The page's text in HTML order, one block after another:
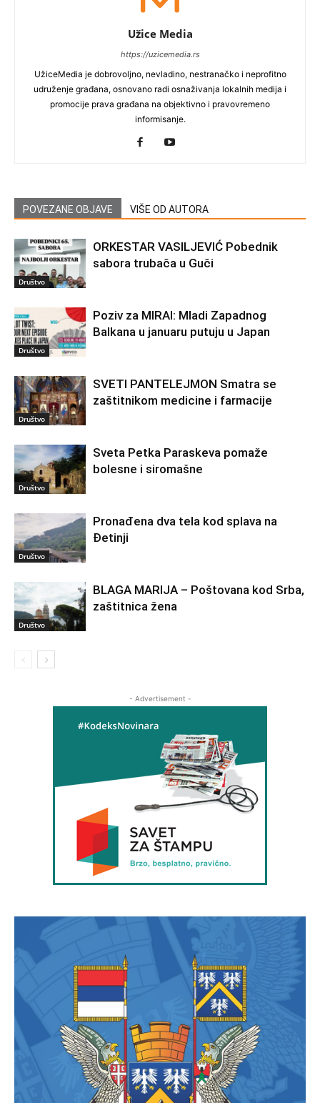
Užice Media
https://uzicemedia.rs
UžiceMedia je dobrovoljno, nevladino, nestranačko i neprofitno
udruženje građana, osnovano radi osnaživanja lokalnih medija i
promocije prava građana na objektivno i pravovremeno
informisanje.
POVEZANE OBJAVE VIŠE OD AUTORA
Društvo
ORKESTAR VASILJEVIĆ Pobednik
sabora trubača u Guči
Društvo
Poziv za MIRAI: Mladi Zapadnog
Balkana u januaru putuju u Japan
Društvo
SVETI PANTELEJMON Smatra se
zaštitnikom medicine i farmacije
Društvo
Sveta Petka Paraskeva pomaže
bolesne i siromašne
Društvo
Pronađena dva tela kod splava na
Đetinji
Društvo
BLAGA MARIJA – Poštovana kod Srba,
zaštitnica žena
- Advertisement -